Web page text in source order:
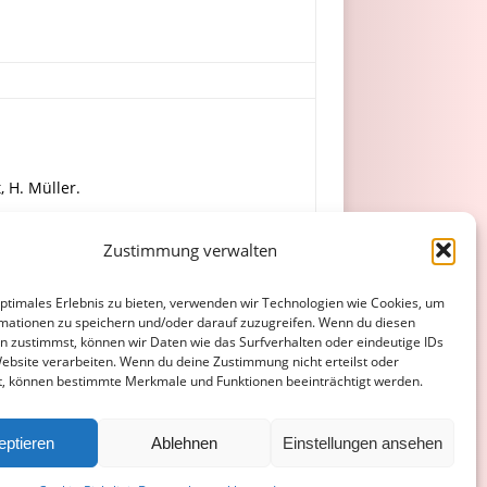
Zustimmung verwalten
Erlebnis zu bieten, verwenden wir Technologien wie Cookies, um
zu speichern und/oder darauf zuzugreifen. Wenn du diesen
zustimmst, können wir Daten wie das Surfverhalten oder eindeutige IDs
verarbeiten. Wenn du deine Zustimmung nicht erteilst oder
können bestimmte Merkmale und Funktionen beeinträchtigt werden.
Ablehnen Einstellungen ansehen
H. Müller.
COOKIE-RICHTLINIE (EU)